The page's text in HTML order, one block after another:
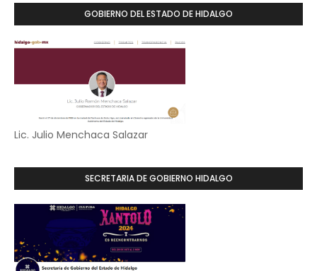
GOBIERNO DEL ESTADO DE HIDALGO
Lic. Julio Menchaca Salazar
SECRETARIA DE GOBIERNO HIDALGO